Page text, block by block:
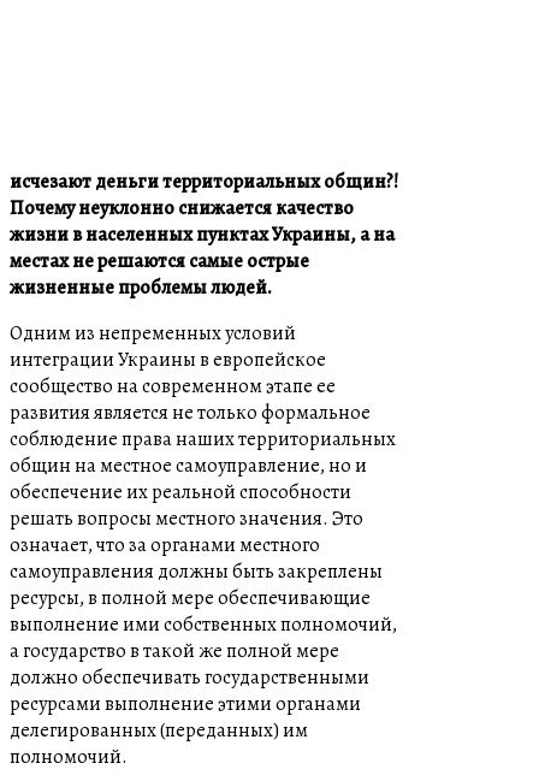
исчезают деньги территориальных общин?!
Почему неуклонно снижается качество
жизни в населенных пунктах Украины, а на
местах не решаются самые острые
жизненные проблемы людей.
Одним из непременных условий
интеграции Украины в европейское
сообщество на современном этапе ее
развития является не только формальное
соблюдение права наших территориальных
общин на местное самоуправление, но и
обеспечение их реальной способности
решать вопросы местного значения. Это
означает, что за органами местного
самоуправления должны быть закреплены
ресурсы, в полной мере обеспечивающие
выполнение ими собственных полномочий,
а государство в такой же полной мере
должно обеспечивать государственными
ресурсами выполнение этими органами
делегированных (переданных) им
полномочий.